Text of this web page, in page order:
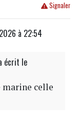
Signaler
à 22:54
écrit le
marine celle